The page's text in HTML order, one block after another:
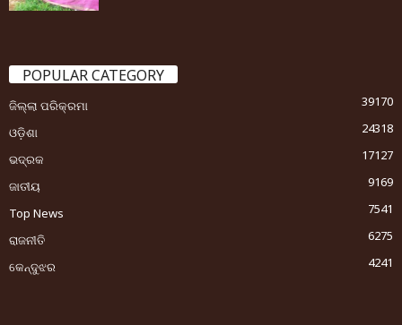
POPULAR CATEGORY
ଜିଲ୍ଲା ପରିକ୍ରମା
39170
ଓଡ଼ିଶା
24318
ଭଦ୍ରକ
17127
ଜାତୀୟ
9169
Top News
7541
ରାଜନୀତି
6275
କେନ୍ଦୁଝର
4241